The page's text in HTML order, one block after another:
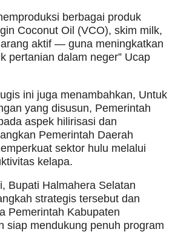
berbagai produk
Coconut Oil (VCO), skim milk,
aktif — guna meningkatkan
pertanian dalam neger” Ucap
ini juga menambahkan, Untuk
yang disusun, Pemerintah
aspek hilirisasi dan
Pemerintah Daerah
sektor hulu melalui
kelapa.
Bupati Halmahera Selatan
strategis tersebut dan
Pemerintah Kabupaten
siap mendukung penuh program